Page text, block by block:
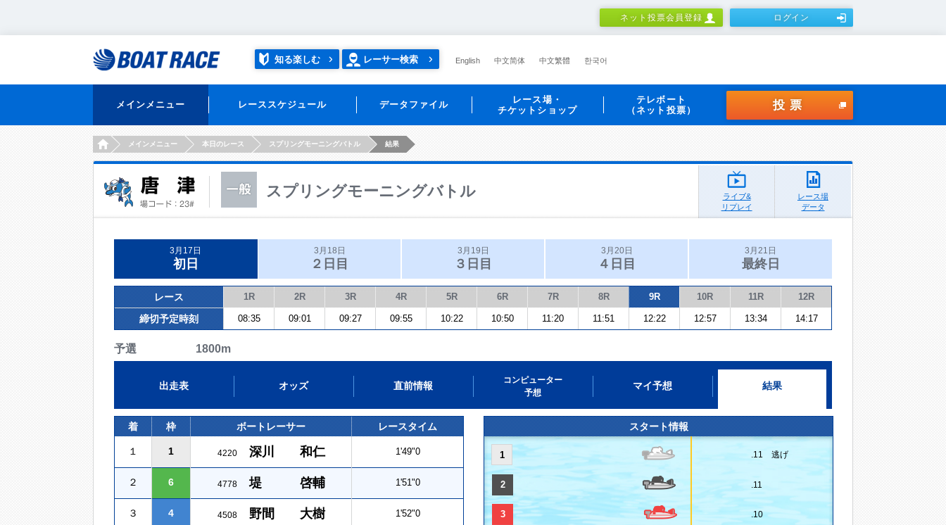
ネット投票会員登録 ログイン
知る楽しむ レーサー検索 English 中文简体 中文繁體 한국어
メインメニュー レーススケジュール データファイル
レース場・
チケットショップ
テレボート
（ネット投票）
投票
HOMEメインメニュー 本日のレース スプリングモーニングバトル 結果
スプリングモーニングバトル
ライブ&
リプレイ
レース場
データ
3月17日
初日
3月18日
２日目
3月19日
３日目
3月20日
４日目
3月21日
最終日
レース 1R 2R 3R 4R 5R 6R 7R 8R 9R 10R 11R 12R
締切予定時刻 08:35 09:01 09:27 09:55 10:22 10:50 11:20 11:51 12:22 12:57 13:34 14:17
予選 1800m
出走表 オッズ 直前情報
コンピューター
予想
マイ予想 結果
着 枠 ボートレーサー レースタイム
１ 1 4220 深川 和仁 1'49"0
２ 6 4778 堤 啓輔 1'51"0
３ 4 4508 野間 大樹 1'52"0
スタート情報
1 .11 逃げ
2 .11
3 .10